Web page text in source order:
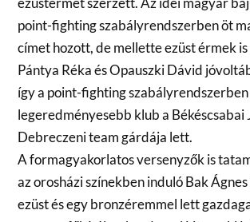
point-fighting szabályrendszerben öt
címet hozott, de mellette ezüst érmek
Pántya Réka és Opauszki Dávid
így a point-fighting szabályrendszerben
legeredményesebb klub a Békéscsabai
Debreczeni team gárdája lett.
A formagyakorlatos versenyzők is
az orosházi színekben induló Bak
ezüst és egy bronzéremmel lett